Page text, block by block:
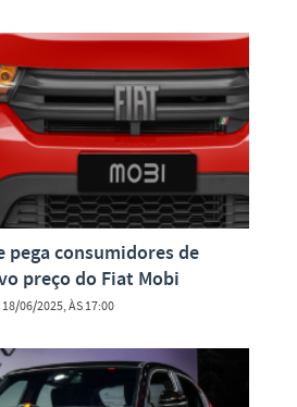
pega consumidores de
preço do Fiat Mobi
18/06/2025, ÀS 17:00